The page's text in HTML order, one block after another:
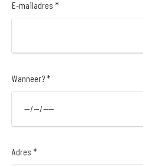
E-mailadres *
Wanneer? *
Adres *